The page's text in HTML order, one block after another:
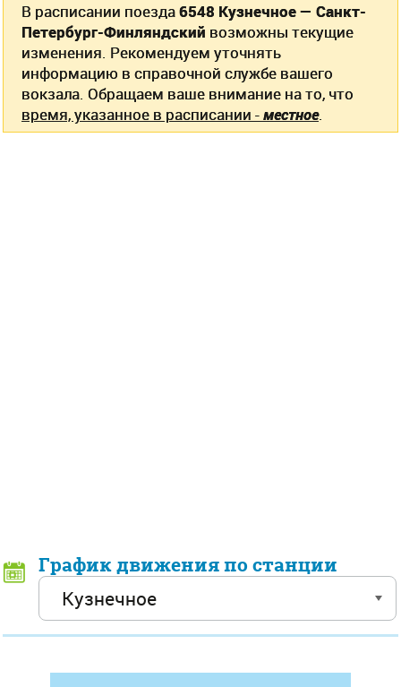
В расписании поезда6548 Кузнечное — Санкт-
Петербург-Финляндский возможны текущие
изменения. Рекомендуем уточнять
информацию в справочной службе вашего
вокзала. Обращаем ваше внимание на то, что
время, указанное в расписании -местное.
График движения по станции